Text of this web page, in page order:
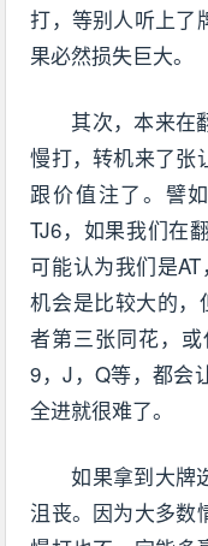
打，等别人听上了
果必然损失巨大。
其次，本来在
慢打，转机来了张
跟价值注了。譬
TJ6，如果我们在
可能认为我们是
机会是比较大的，
者第三张同花，或
9，J，Q等，都会
全进就很难了。
如果拿到大牌
沮丧。因为大多数